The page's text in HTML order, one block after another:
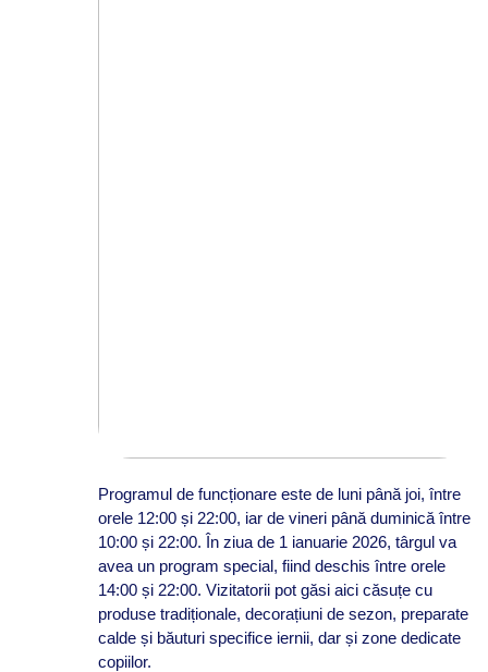
Programul de funcționare este de luni până joi, între
orele 12:00 și 22:00, iar de vineri până duminică între
10:00 și 22:00. În ziua de 1 ianuarie 2026, târgul va
avea un program special, fiind deschis între orele
14:00 și 22:00. Vizitatorii pot găsi aici căsuțe cu
produse tradiționale, decorațiuni de sezon, preparate
calde și băuturi specifice iernii, dar și zone dedicate
copiilor.